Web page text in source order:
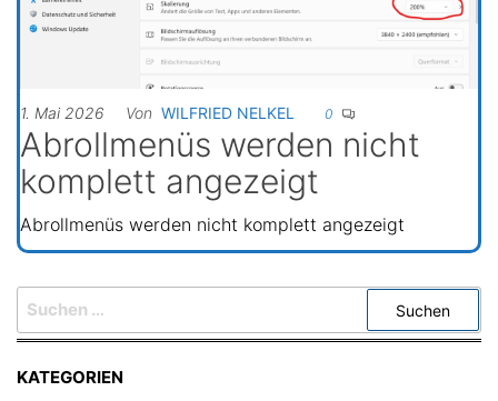
1. Mai 2026 Von WILFRIED NELKEL 0
Abrollmenüs werden nicht
komplett angezeigt
Abrollmenüs werden nicht komplett angezeigt
KATEGORIEN